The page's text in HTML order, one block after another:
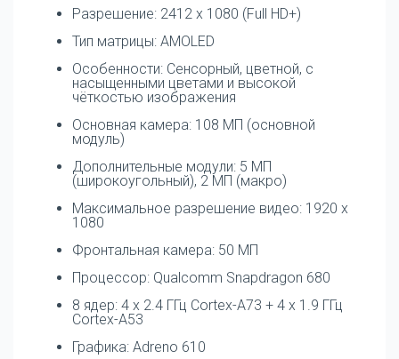
Разрешение: 2412 x 1080 (Full HD+)
Тип матрицы: AMOLED
Особенности: Сенсорный, цветной, с
насыщенными цветами и высокой
чёткостью изображения
Основная камера: 108 МП (основной
модуль)
Дополнительные модули: 5 МП
(широкоугольный), 2 МП (макро)
Максимальное разрешение видео: 1920 x
1080
Фронтальная камера: 50 МП
Процессор: Qualcomm Snapdragon 680
8 ядер: 4 x 2.4 ГГц Cortex-A73 + 4 x 1.9 ГГц
Cortex-A53
Графика: Adreno 610